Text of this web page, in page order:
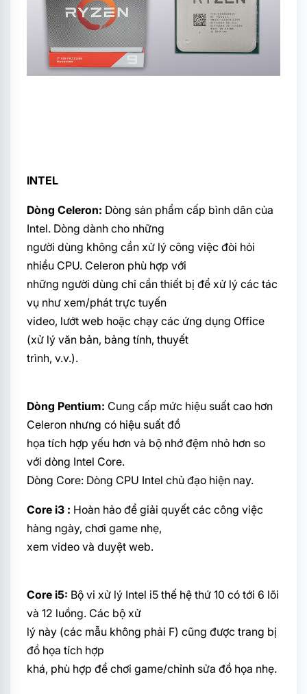
INTEL
Dòng Celeron: Dòng sản phẩm cấp bình dân của
Intel. Dòng dành cho những
người dùng không cần xử lý công việc đòi hỏi
nhiều CPU. Celeron phù hợp với
những người dùng chỉ cần thiết bị để xử lý các tác
vụ như xem/phát trực tuyến
video, lướt web hoặc chạy các ứng dụng Office
(xử lý văn bản, bảng tính, thuyết
trình, v.v.).
Dòng Pentium: Cung cấp mức hiệu suất cao hơn
Celeron nhưng có hiệu suất đồ
họa tích hợp yếu hơn và bộ nhớ đệm nhỏ hơn so
với dòng Intel Core.
Dòng Core: Dòng CPU Intel chủ đạo hiện nay.
Core i3 : Hoàn hảo để giải quyết các công việc
hàng ngày, chơi game nhẹ,
xem video và duyệt web.
Core i5: Bộ vi xử lý Intel i5 thế hệ thứ 10 có tới 6 lõi
và 12 luồng. Các bộ xử
lý này (các mẫu không phải F) cũng được trang bị
đồ họa tích hợp
khá, phù hợp để chơi game/chỉnh sửa đồ họa nhẹ.